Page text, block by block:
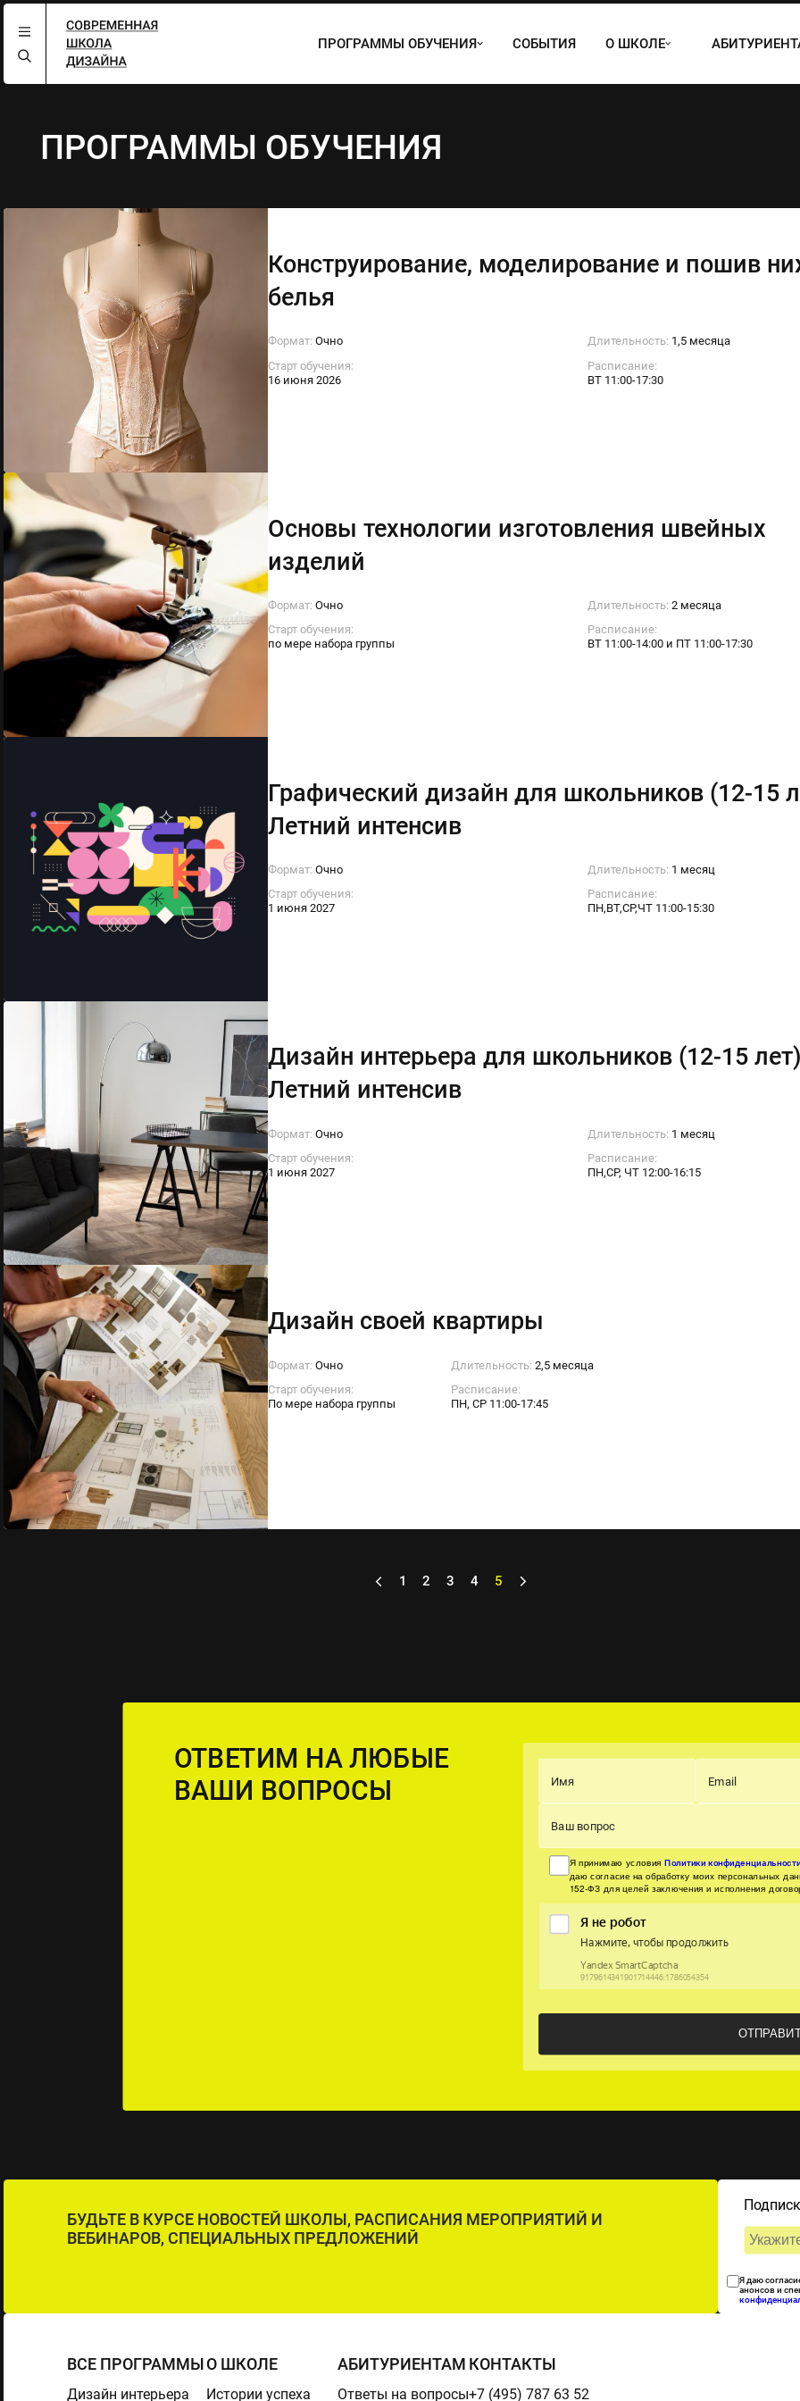
ПРОГРАММЫ ОБУЧЕНИЯ СОБЫТИЯ О ШКОЛЕ
ПРОГРАММЫ ОБУЧЕНИЯ
Конструирование, моделирование и пошив
белья
Формат:Очно Длительность: 1,5 месяца
Старт обучения:
16 июня 2026
Расписание:
ВТ 11:00-17:30
Основы технологии изготовления швейных
изделий
Формат:Очно Длительность:2 месяца
Старт обучения:
по мере набора группы
Расписание:
ВТ 11:00-14:00 и ПТ 11:00-17:30
Графический дизайн для школьников (12-15
Летний интенсив
Формат:Очно Длительность: 1 месяц
Старт обучения:
1 июня 2027
Расписание:
ПН,ВТ,СР,ЧТ 11:00-15:30
Дизайн интерьера для школьников (12-15
Летний интенсив
Формат:Очно Длительность: 1 месяц
Старт обучения:
1 июня 2027
Расписание:
ПН,СР, ЧТ 12:00-16:15
Дизайн своей квартиры
Формат:Очно Длительность:2,5 месяца
Старт обучения:
По мере набора группы
Расписание:
ПН, СР 11:00-17:45
1 2 3 4 5
ОТВЕТИМ НА ЛЮБЫЕ
ВАШИ ВОПРОСЫ
Имя Email
Ваш вопрос
Я принимаю условияПолитики
даю согласие на обработку моих персональных
152-ФЗ для целей заключения и исполнения
БУДЬТЕ В КУРСЕ НОВОСТЕЙ ШКОЛЫ, РАСПИСАНИЯ МЕРОПРИЯТИЙ И
ВЕБИНАРОВ, СПЕЦИАЛЬНЫХ ПРЕДЛОЖЕНИЙ
Я даю
анонсов и
ВСЕ ПРОГРАММЫ
Дизайн интерьера
О ШКОЛЕ
Истории успеха
АБИТУРИЕНТАМ
Ответы на вопросы
КОНТАКТЫ
+7 (495) 787 63 52